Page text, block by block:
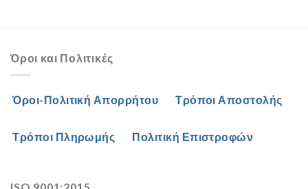
Όροι και Πολιτικές
Όροι-Πολιτική Απορρήτου Τρόποι Αποστολής
Τρόποι Πληρωμής Πολιτική Επιστροφών